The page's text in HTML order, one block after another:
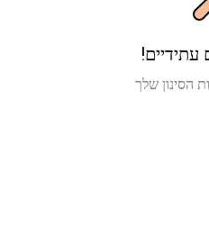
עתידיים!
הסינון שלך